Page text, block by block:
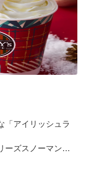
「アイリッシュラ
ーズスノーマンラ